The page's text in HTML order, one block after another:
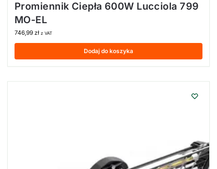
Promiennik Ciepła 600W Lucciola 799
MO-EL
746,99 zł z VAT
Dodaj do koszyka